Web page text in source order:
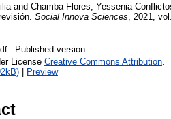
and Chamba Flores, Yessenia
Social Innova Sciences , 2021,
- Published version
License Creative Commons Attribution
| Preview